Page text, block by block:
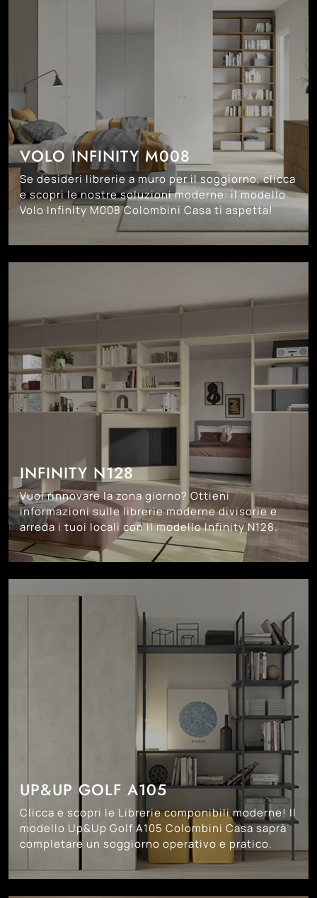
VOLO INFINITY M008
Se desideri librerie a muro per il soggiorno, clicca
e scopri le nostre soluzioni moderne: il modello
Volo Infinity M008 Colombini Casa ti aspetta!
INFINITY N128
Vuoi rinnovare la zona giorno? Ottieni
informazioni sulle librerie moderne divisorie e
arreda i tuoi locali con il modello Infinity N128.
UP&UP GOLF A105
Clicca e scopri le Librerie componibili moderne! Il
modello Up&Up Golf A105 Colombini Casa saprà
completare un soggiorno operativo e pratico.